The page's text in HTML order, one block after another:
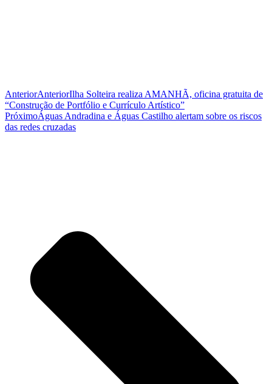
AnteriorAnteriorIlha Solteira realiza AMANHÃ, oficina gratuita de
“Construção de Portfólio e Currículo Artístico”
PróximoÁguas Andradina e Águas Castilho alertam sobre os riscos
das redes cruzadas